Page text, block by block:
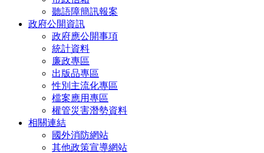
聽語障簡訊報案
政府公開資訊
政府應公開事項
統計資料
廉政專區
出版品專區
性別主流化專區
檔案應用專區
權管災害潛勢資料
相關連結
國外消防網站
其他政策宣導網站